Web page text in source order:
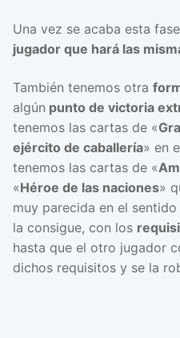
Una vez se acaba esta
jugador que hará las
También tenemos otra
algún punto de victoria
tenemos las cartas de «
ejército de caballería» en
tenemos las cartas de «
«Héroe de las naciones»
muy parecida en el
la consigue, con los
hasta que el otro jugador
dichos requisitos y se la